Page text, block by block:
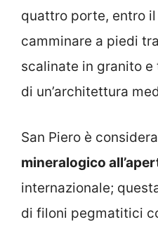
quattro porte, entro
camminare a piedi
scalinate in granito
di un’architettura
San Piero è
mineralogico
internazionale;
di filoni pegmatitici